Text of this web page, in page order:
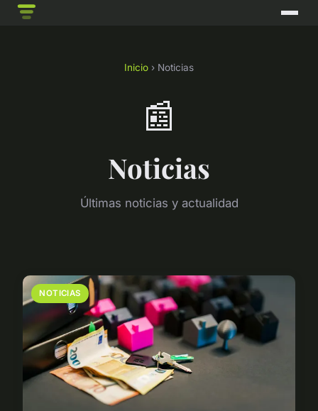
Inicio › Noticias
📰
Noticias
Últimas noticias y actualidad
NOTICIAS